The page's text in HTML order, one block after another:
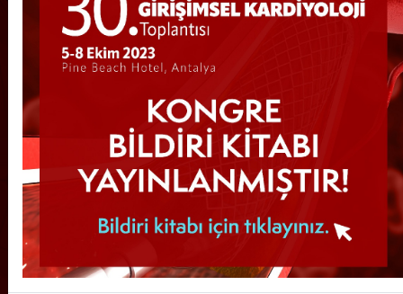
Kayıt & Konaklama
Olgu Sunumları